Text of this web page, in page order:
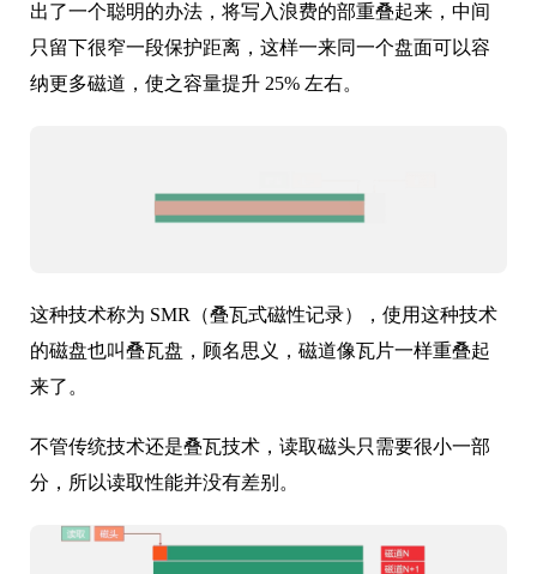
出了一个聪明的办法，将写入浪费的部重叠起来，中间
只留下很窄一段保护距离，这样一来同一个盘面可以容
纳更多磁道，使之容量提升 25% 左右。
这种技术称为 SMR（叠瓦式磁性记录），使用这种技术
的磁盘也叫叠瓦盘，顾名思义，磁道像瓦片一样重叠起
来了。
不管传统技术还是叠瓦技术，读取磁头只需要很小一部
分，所以读取性能并没有差别。